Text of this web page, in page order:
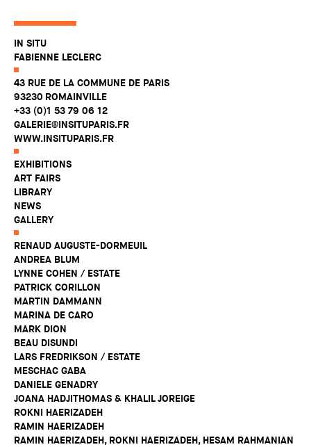
IN SITU
FABIENNE LECLERC
43 RUE DE LA COMMUNE DE PARIS
93230 ROMAINVILLE
+33 (0)1 53 79 06 12
GALERIE@INSITUPARIS.FR
WWW.INSITUPARIS.FR
EXHIBITIONS
ART FAIRS
LIBRARY
NEWS
GALLERY
RENAUD AUGUSTE-DORMEUIL
ANDREA BLUM
LYNNE COHEN / ESTATE
PATRICK CORILLON
MARTIN DAMMANN
MARINA DE CARO
MARK DION
BEAU DISUNDI
LARS FREDRIKSON / ESTATE
MESCHAC GABA
DANIELE GENADRY
JOANA HADJITHOMAS & KHALIL JOREIGE
ROKNI HAERIZADEH
RAMIN HAERIZADEH
RAMIN HAERIZADEH, ROKNI HAERIZADEH, HESAM RAHMANIAN